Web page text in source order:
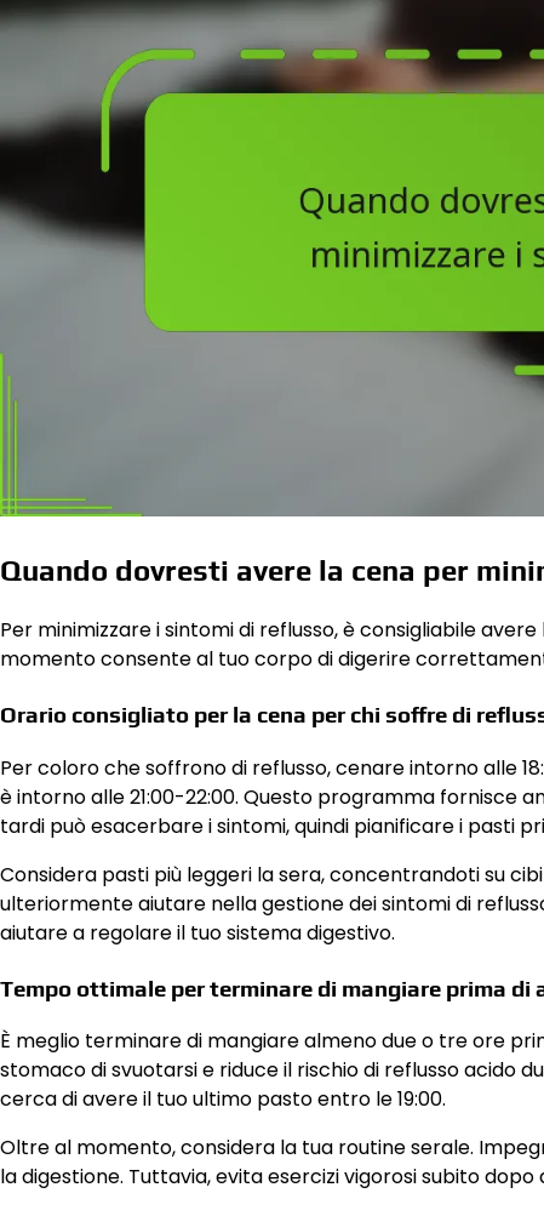
Quando dovresti avere la cena per
Per minimizzare i sintomi di reflusso, è consigliabile
momento consente al tuo corpo di digerire
Orario consigliato per la cena per chi soffre di
Per coloro che soffrono di reflusso, cenare intorno alle
è intorno alle 21:00-22:00. Questo programma fornisce
tardi può esacerbare i sintomi, quindi pianificare i pasti
Considera pasti più leggeri la sera, concentrandoti su
ulteriormente aiutare nella gestione dei sintomi di
aiutare a regolare il tuo sistema digestivo.
Tempo ottimale per terminare di mangiare prima di
È meglio terminare di mangiare almeno due o tre ore
stomaco di svuotarsi e riduce il rischio di reflusso acido
cerca di avere il tuo ultimo pasto entro le 19:00.
Oltre al momento, considera la tua routine serale.
la digestione. Tuttavia, evita esercizi vigorosi subito